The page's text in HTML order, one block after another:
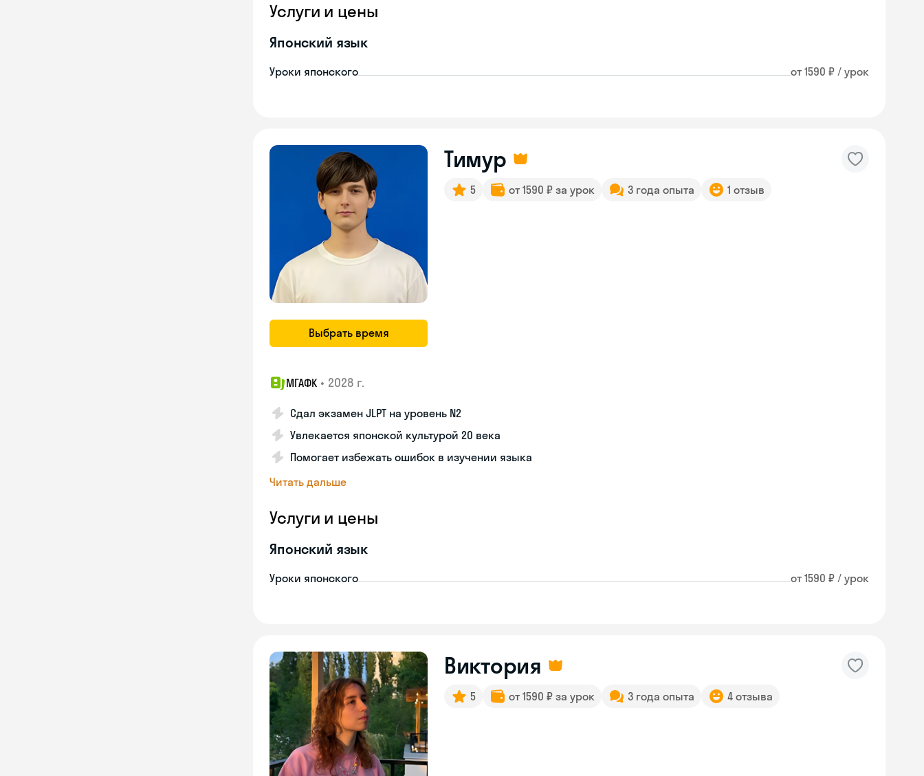
Услуги и цены
Японский язык
Уроки японского от 1590 ₽ / урок
Выбрать время
Тимур
5 от 1590 ₽ за урок 3 года опыта 1 отзыв
МГАФК • 2028 г.
Сдал экзамен JLPT на уровень N2
Увлекается японской культурой 20 века
Помогает избежать ошибок в изучении языка
Читать дальше
Услуги и цены
Японский язык
Уроки японского от 1590 ₽ / урок
Виктория
5 от 1590 ₽ за урок 3 года опыта 4 отзыва